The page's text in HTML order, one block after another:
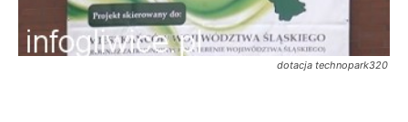
dotacja technopark320